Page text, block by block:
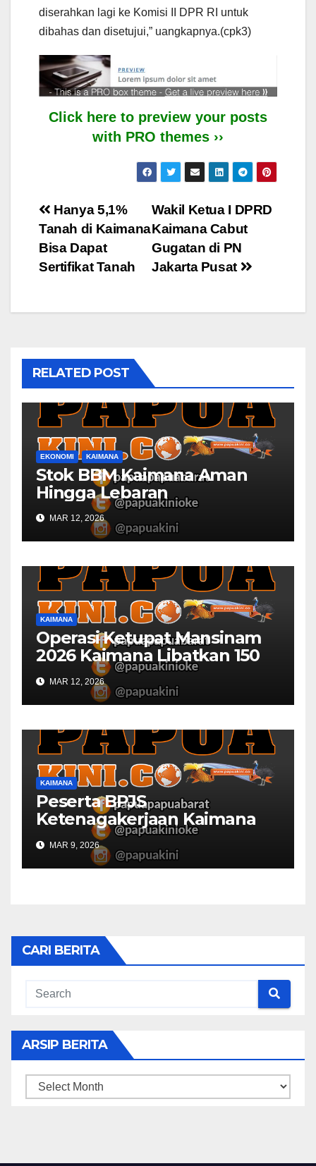
diserahkan lagi ke Komisi II DPR RI untuk
dibahas dan disetujui,” uangkapnya.(cpk3)
Click here to preview your posts
with PRO themes ››
Post
navigation
Wakil Ketua I DPRD
Kaimana Cabut
Gugatan di PN
Jakarta Pusat
Hanya 5,1%
Tanah di Kaimana
Bisa Dapat
Sertifikat Tanah
RELATED POST
EKONOMI KAIMANA
Stok BBM Kaimana Aman
Hingga Lebaran
MAR 12, 2026
KAIMANA
Operasi Ketupat Mansinam
2026 Kaimana Libatkan 150
Personil Gabungan
MAR 12, 2026
KAIMANA
Peserta BPJS
Ketenagakerjaan Kaimana
Berkurang 53 Persen di 2026
MAR 9, 2026
CARI BERITA
ARSIP BERITA
ARSIP